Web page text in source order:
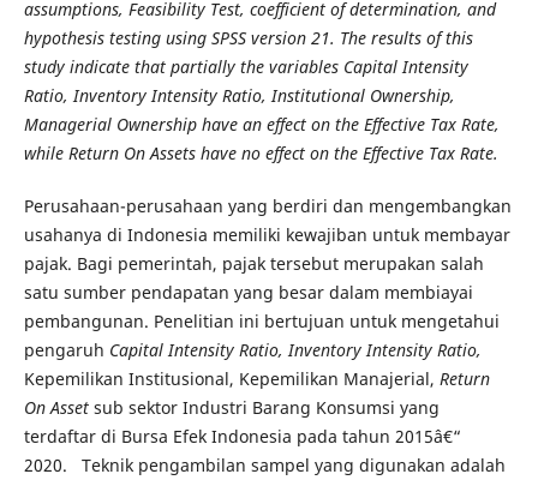
assumptions, Feasibility Test, coefficient of determination, and
hypothesis testing using SPSS version 21. The results of this
study indicate that partially the variables Capital Intensity
Ratio, Inventory Intensity Ratio, Institutional Ownership,
Managerial Ownership have an effect on the Effective Tax Rate,
while Return On Assets have no effect on the Effective Tax Rate.
Perusahaan-perusahaan yang berdiri dan mengembangkan
usahanya di Indonesia memiliki kewajiban untuk membayar
pajak. Bagi pemerintah, pajak tersebut merupakan salah
satu sumber pendapatan yang besar dalam membiayai
pembangunan. Penelitian ini bertujuan untuk mengetahui
pengaruh Capital Intensity Ratio, Inventory Intensity Ratio,
Kepemilikan Institusional, Kepemilikan Manajerial, Return
On Asset sub sektor Industri Barang Konsumsi yang
terdaftar di Bursa Efek Indonesia pada tahun 2015â€“
2020. Teknik pengambilan sampel yang digunakan adalah